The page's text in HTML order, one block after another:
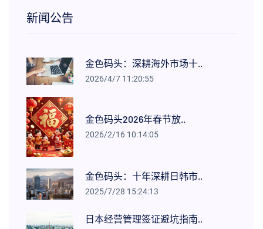
新闻公告
金色码头：深耕海外市场十..
2026/4/7 11:20:55
金色码头2026年春节放..
2026/2/16 10:14:05
金色码头：十年深耕日韩市..
2025/7/28 15:24:13
日本经营管理签证避坑指南..